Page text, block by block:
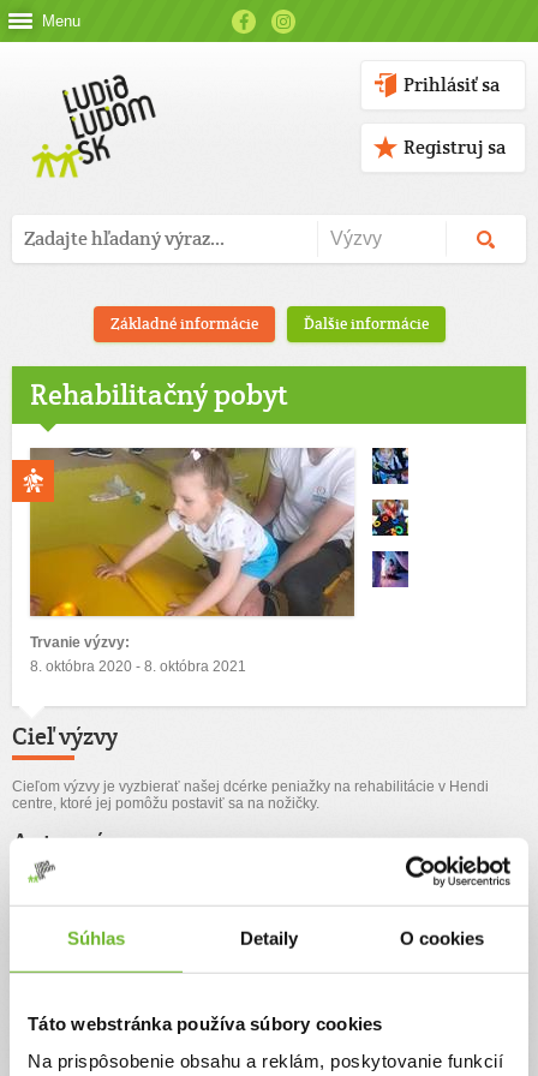
Súhlas Detaily O cookies
Táto webstránka používa súbory cookies
Na prispôsobenie obsahu a reklám, poskytovanie funkcií
Menu
Prihlásiť sa
Registruj sa
Základné informácie Ďalšie informácie
Rehabilitačný pobyt
Trvanie výzvy:
8. októbra 2020 - 8. októbra 2021
Cieľ výzvy
Cieľom výzvy je vyzbierať našej dcérke peniažky na rehabilitácie v Hendi
centre, ktoré jej pomôžu postaviť sa na nožičky.
Autor výzvy
Príbeh